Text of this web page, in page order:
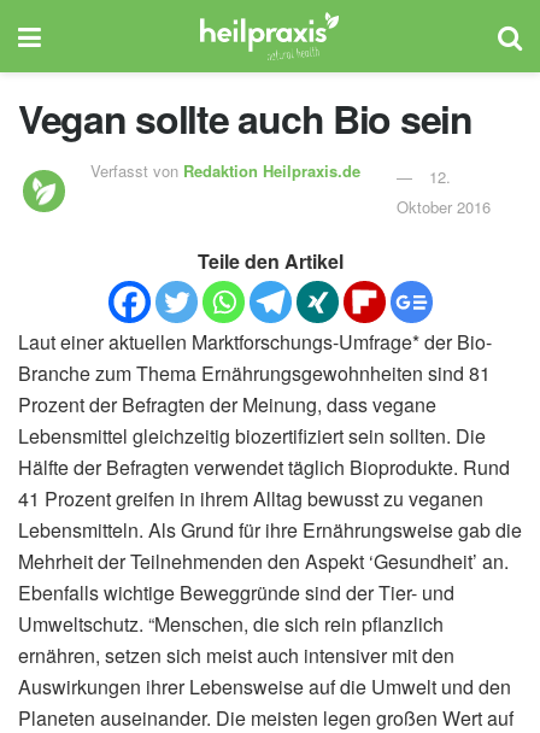
Vegan sollte auch Bio sein
Verfasst von Redaktion Heilpraxis.de
12.
Oktober 2016
Teile den Artikel
Laut einer aktuellen Marktforschungs-Umfrage* der Bio-
Branche zum Thema Ernährungsgewohnheiten sind 81
Prozent der Befragten der Meinung, dass vegane
Lebensmittel gleichzeitig biozertifiziert sein sollten. Die
Hälfte der Befragten verwendet täglich Bioprodukte. Rund
41 Prozent greifen in ihrem Alltag bewusst zu veganen
Lebensmitteln. Als Grund für ihre Ernährungsweise gab die
Mehrheit der Teilnehmenden den Aspekt ‘Gesundheit’ an.
Ebenfalls wichtige Beweggründe sind der Tier- und
Umweltschutz. “Menschen, die sich rein pflanzlich
ernähren, setzen sich meist auch intensiver mit den
Auswirkungen ihrer Lebensweise auf die Umwelt und den
Planeten auseinander. Die meisten legen großen Wert auf